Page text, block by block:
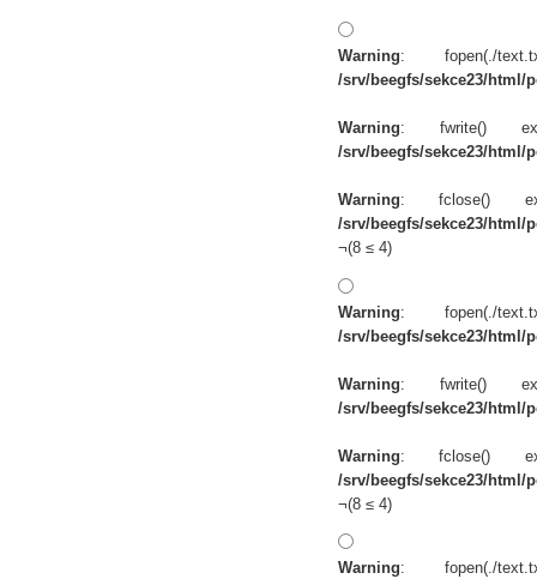
Warning: fopen(./
/srv/beegfs/sekce23/html/
Warning: fwrite()
/srv/beegfs/sekce23/html/
Warning: fclose()
/srv/beegfs/sekce23/html/
¬(8 ≤ 4)
Warning: fopen(./
/srv/beegfs/sekce23/html/
Warning: fwrite()
/srv/beegfs/sekce23/html/
Warning: fclose()
/srv/beegfs/sekce23/html/
¬(8 ≤ 4)
Warning: fopen(./